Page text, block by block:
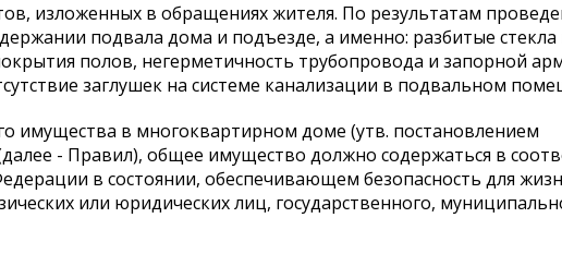
изложенных в обращениях жителя. По результатам
подвала дома и подъезде, а именно: разбитые стекла
полов, негерметичность трубопровода и запорной
заглушек на системе канализации в подвальном
имущества в многоквартирном доме (утв. постановлением
- Правил), общее имущество должно содержаться в
в состоянии, обеспечивающем безопасность для
или юридических лиц, государственного,